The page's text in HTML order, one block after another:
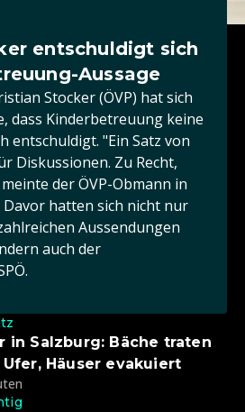
entschuldigt sich
Aussage
Stocker (ÖVP) hat sich
dass Kinderbetreuung keine
entschuldigt. "Ein Satz von
Diskussionen. Zu Recht,
der ÖVP-Obmann in
hatten sich nicht nur
Aussendungen
auch der
in Salzburg: Bäche traten
Häuser evakuiert